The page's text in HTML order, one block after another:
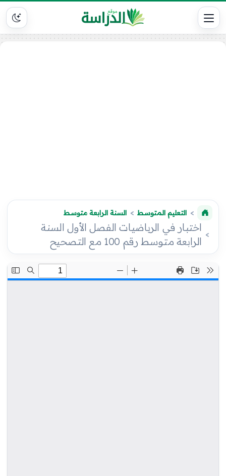
التعليم المتوسط السنة الرابعة متوسط
اختبار في الرياضيات الفصل الأول السنة
الرابعة متوسط رقم 100 مع التصحيح